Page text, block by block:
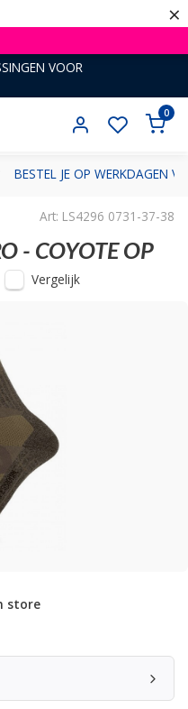
×
VOOR
0
BESTEL JE OP WERKDAGEN
Art: LS4296 0731-37-38
- COYOTE OP
Vergelijk
store